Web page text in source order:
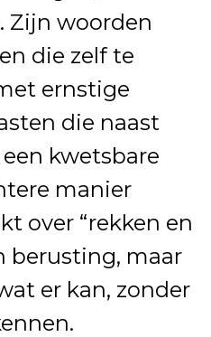
Zijn woorden
die zelf te
ernstige
die naast
kwetsbare
manier
over “rekken en
berusting, maar
er kan, zonder